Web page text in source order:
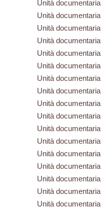
Unità documentaria
Unità documentaria
Unità documentaria
Unità documentaria
Unità documentaria
Unità documentaria
Unità documentaria
Unità documentaria
Unità documentaria
Unità documentaria
Unità documentaria
Unità documentaria
Unità documentaria
Unità documentaria
Unità documentaria
Unità documentaria
Unità documentaria